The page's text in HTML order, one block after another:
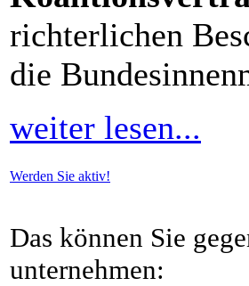
richterlichen
die
weiter lesen...
Werden Sie aktiv!
Das können Sie
unternehmen: